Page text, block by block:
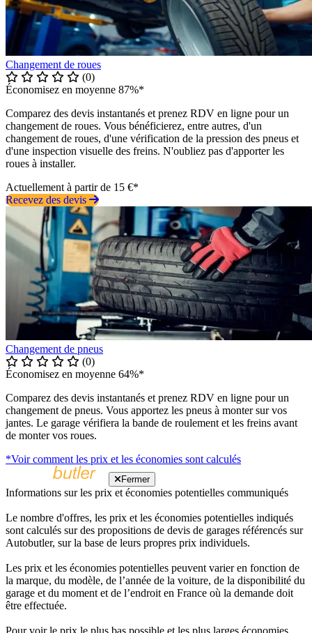
Changement de roues
(0)
Économisez en moyenne 87%*
Comparez des devis instantanés et prenez RDV en ligne pour un
changement de roues. Vous bénéficierez, entre autres, d'un
changement de roues, d'une vérification de la pression des pneus et
d'une inspection visuelle des freins. N'oubliez pas d'apporter les
roues à installer.
Actuellement à partir de 15 €*
Recevez des devis
Changement de pneus
(0)
Économisez en moyenne 64%*
Comparez des devis instantanés et prenez RDV en ligne pour un
changement de pneus. Vous apportez les pneus à monter sur vos
jantes. Le garage vérifiera la bande de roulement et les freins avant
de monter vos roues.
*Voir comment les prix et les économies sont calculés
Fermer
Informations sur les prix et économies potentielles communiqués
Le nombre d'offres, les prix et les économies potentielles indiqués
sont calculés sur des propositions de devis de garages référencés sur
Autobutler, sur la base de leurs propres prix individuels.
Les prix et les économies potentielles peuvent varier en fonction de
la marque, du modèle, de l’année de la voiture, de la disponibilité du
garage et du moment et de l’endroit en France où la demande doit
être effectuée.
Pour voir le prix le plus bas possible et les plus larges économies